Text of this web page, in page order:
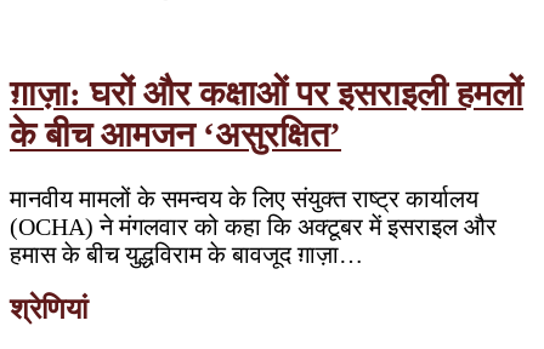
ग़ाज़ा: घरों और कक्षाओं पर इसराइली हमलों
के बीच आमजन ‘असुरक्षित’
मानवीय मामलों के समन्वय के लिए संयुक्त राष्ट्र कार्यालय
(OCHA) ने मंगलवार को कहा कि अक्टूबर में इसराइल और
हमास के बीच युद्धविराम के बावजूद ग़ाज़ा…
श्रेणियां